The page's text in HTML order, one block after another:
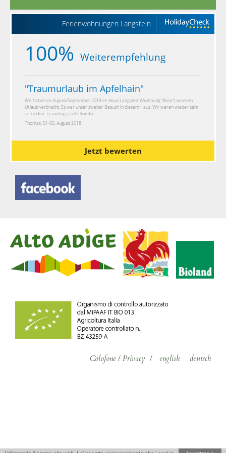
Ferienwohnungen Langstein
100% Weiterempfehlung
"Traumurlaub im Apfelhain"
Wir haben im August/September 2018 im Haus Langstein (Wohnung "Rose") unseren
Urlaub verbracht. Es war unser zweiter Besuch in diesem Haus. Wir waren wieder sehr
zufrieden. Traumlage, sehr komfo...
Thomas, 51-55, August 2018
Jetzt bewerten
Colofone / Privacy / english deutsch